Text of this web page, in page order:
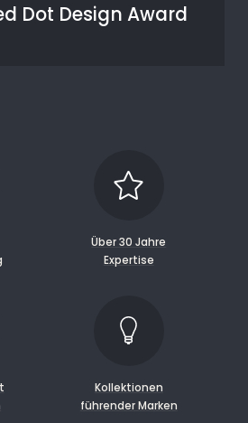
Dot Design Award
Über 30 Jahre
Expertise
Kollektionen
führender Marken